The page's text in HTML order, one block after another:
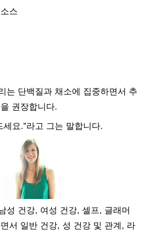
스
는 단백질과 채소에 집중하면서 추
권장합니다.
세요.”라고 그는 말합니다.
성 건강, 여성 건강, 셀프, 글래머
서 일반 건강, 성 건강 및 관계, 라